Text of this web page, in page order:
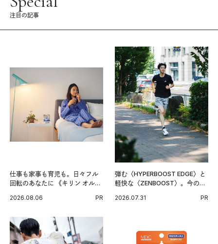
注目の記事
仕事も家事も育児も。日々フル
回転のあなたに 《キリン オルニ
2026.08.06 PR
弾む〈HYPERBOOST EDGE〉と
軽快な〈ZENBOOST〉。今の時
出した新機軸。
2026.07.31 PR